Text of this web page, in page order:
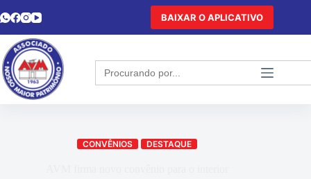
BAIXAR O APLICATIVO
Search
for:
CONVÊNIOS DESTAQUE